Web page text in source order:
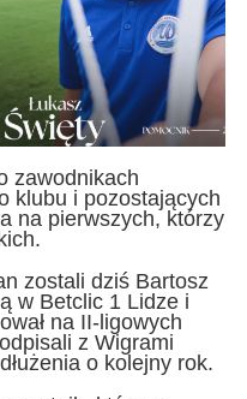
zawodnikach
klubu i pozostających
na pierwszych, którzy
zostali dziś Bartosz
w Betclic 1 Lidze i
na II-ligowych
z Wigrami
o kolejny rok.